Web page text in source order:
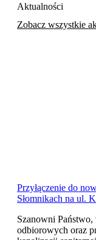
Aktualności
Zobacz wszystkie
Przyłączenie do
Słomnikach na ul.
Szanowni
odbiorowych oraz